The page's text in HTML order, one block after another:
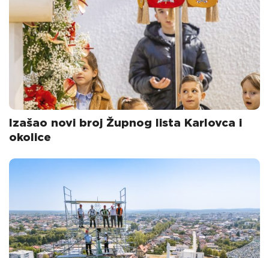
Izašao novi broj Župnog lista Karlovca i
okolice